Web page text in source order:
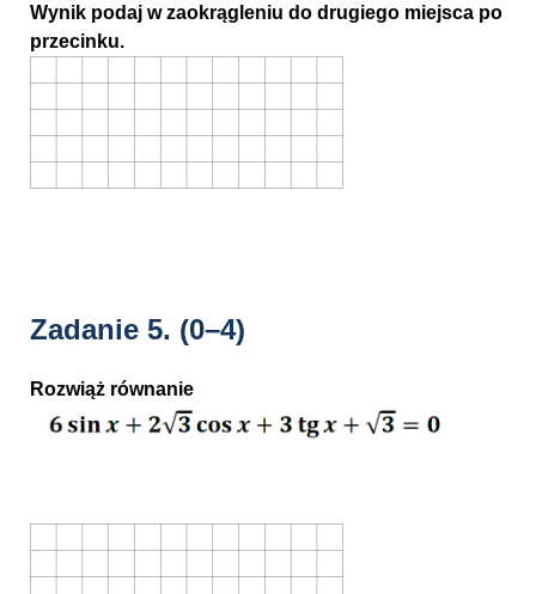
Wynik podaj w zaokrągleniu do drugiego miejsca po
przecinku.
Zadanie 5. (0–4)
Rozwiąż równanie